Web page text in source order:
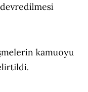
kamuoyu